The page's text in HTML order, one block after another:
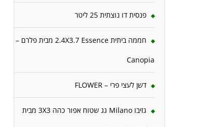
פנסית דו נוצתית 25 ליטר
חממה ביתית 2.4X3.7 Essence מבית פלרם –
Canopia
דשן לעצי פרי – FLOWER
גזיבו Milano גג שטוח אפור כהה 3X3 מבית